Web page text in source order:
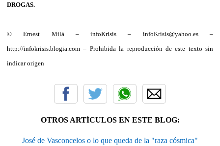
DROGAS.
© Ernest Milà – infoKrisis – infoKrisis@yahoo.es –
http://infokrisis.blogia.com – Prohibida la reproducción de este texto sin
indicar origen
OTROS ARTÍCULOS EN ESTE BLOG:
José de Vasconcelos o lo que queda de la "raza cósmica"